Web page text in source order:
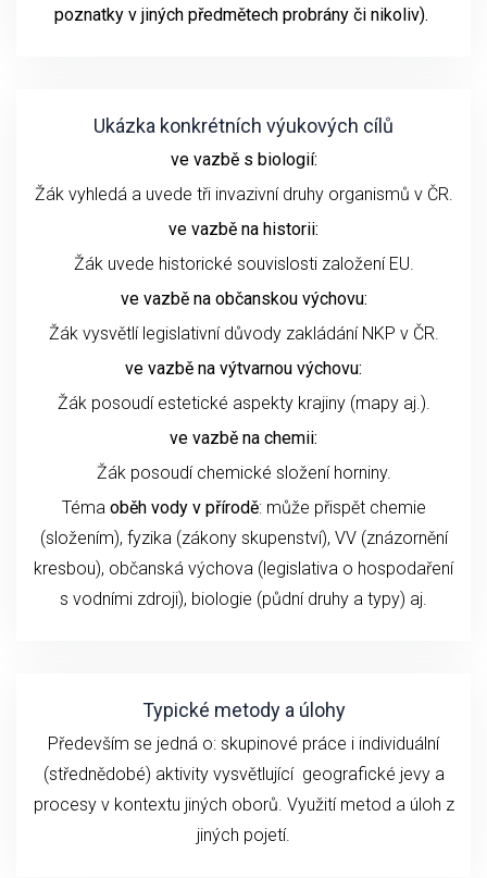
poznatky v jiných předmětech probrány či nikoliv).
Ukázka konkrétních výukových cílů
ve vazbě s biologií:
Žák vyhledá a uvede tři invazivní druhy organismů v ČR.
ve vazbě na historii:
Žák uvede historické souvislosti založení EU.
ve vazbě na občanskou výchovu:
Žák vysvětlí legislativní důvody zakládání NKP v ČR.
ve vazbě na výtvarnou výchovu:
Žák posoudí estetické aspekty krajiny (mapy aj.).
ve vazbě na chemii:
Žák posoudí chemické složení horniny.
Téma oběh vody v přírodě: může přispět chemie
(složením), fyzika (zákony skupenství), VV (znázornění
kresbou), občanská výchova (legislativa o hospodaření
s vodními zdroji), biologie (půdní druhy a typy) aj.
Typické metody a úlohy
Především se jedná o: skupinové práce i individuální
(střednědobé) aktivity vysvětlující geografické jevy a
procesy v kontextu jiných oborů. Využití metod a úloh z
jiných pojetí.